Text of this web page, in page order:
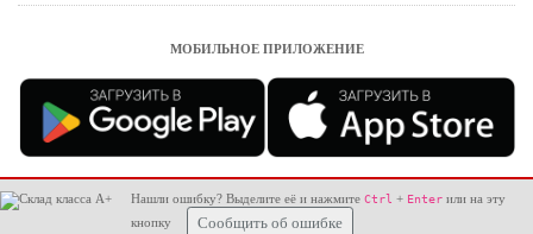
МОБИЛЬНОЕ ПРИЛОЖЕНИЕ
Нашли ошибку? Выделите её и нажмите Ctrl + Enter или на эту
кнопку
Сообщить об ошибке